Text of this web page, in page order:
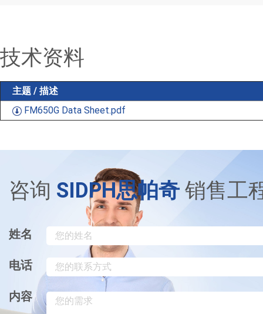
技术资料
主题 / 描述
FM650G Data Sheet.pdf
咨询 SIDPH思帕奇 销售工
姓名
电话
内容